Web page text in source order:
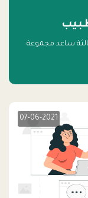
ساعد مجموعة
07-06-2021